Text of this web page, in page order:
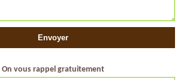
On vous rappel gratuitement